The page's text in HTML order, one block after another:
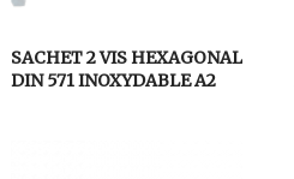
SACHET 2 VIS HEXAGONAL
DIN 571 INOXYDABLE A2